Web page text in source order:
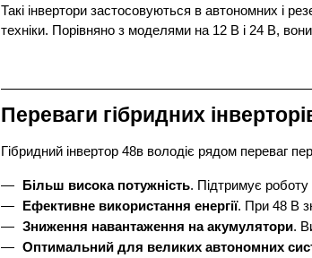
Такі інвертори застосовуються в автономних і
техніки. Порівняно з моделями на 12 В і 24 В,
Переваги гібридних
Гібридний інвертор 48в володіє рядом переваг
Більш висока потужність. Підтримує
Ефективне використання енергії. При 48 В
Зниження навантаження на акумулятори.
Оптимальний для великих автономних